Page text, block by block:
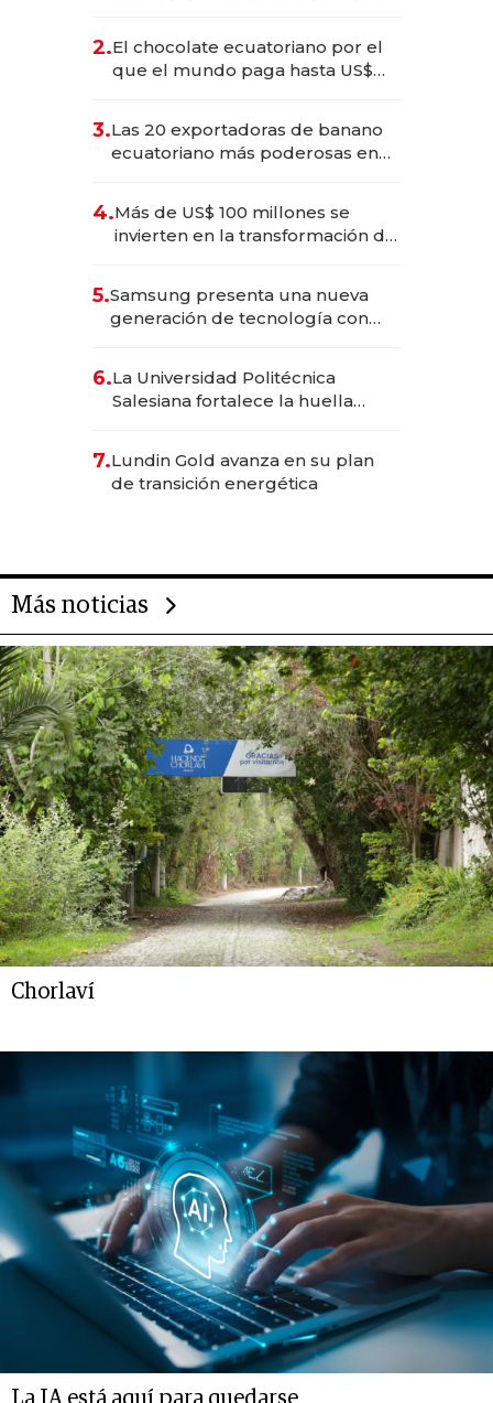
2.El chocolate ecuatoriano por el
que el mundo paga hasta US$
3.Las 20 exportadoras de banano
ecuatoriano más poderosas en
4.Más de US$ 100 millones se
invierten en la transformación de
5.Samsung presenta una nueva
generación de tecnología con
6.La Universidad Politécnica
Salesiana fortalece la huella
7.Lundin Gold avanza en su plan
de transición energética
Más noticias
Chorlaví
La IA está aquí para quedarse